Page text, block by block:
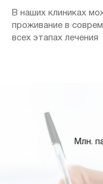
В наших клиниках
проживание в
всех этапах лечения
Млн.